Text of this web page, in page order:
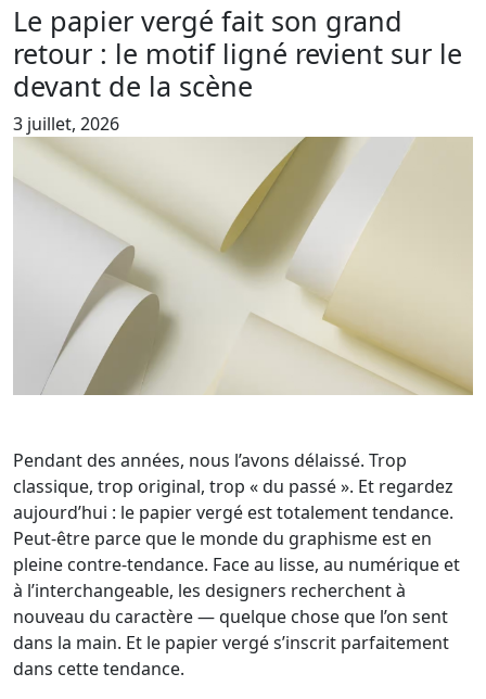
Le papier vergé fait son grand
retour : le motif ligné revient sur le
devant de la scène
3 juillet, 2026
Pendant des années, nous l’avons délaissé. Trop
classique, trop original, trop « du passé ». Et regardez
aujourd’hui : le papier vergé est totalement tendance.
Peut-être parce que le monde du graphisme est en
pleine contre-tendance. Face au lisse, au numérique et
à l’interchangeable, les designers recherchent à
nouveau du caractère — quelque chose que l’on sent
dans la main. Et le papier vergé s’inscrit parfaitement
dans cette tendance.